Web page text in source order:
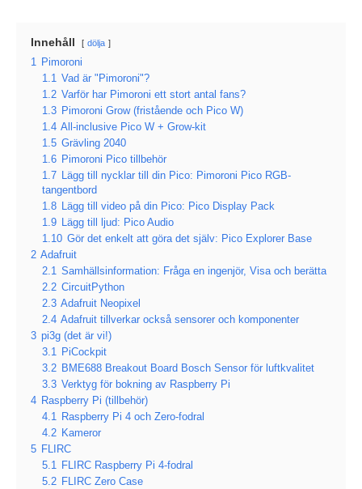
Innehåll dölja
1 Pimoroni
1.1 Vad är "Pimoroni"?
1.2 Varför har Pimoroni ett stort antal fans?
1.3 Pimoroni Grow (fristående och Pico W)
1.4 All-inclusive Pico W + Grow-kit
1.5 Grävling 2040
1.6 Pimoroni Pico tillbehör
1.7 Lägg till nycklar till din Pico: Pimoroni Pico RGB-
tangentbord
1.8 Lägg till video på din Pico: Pico Display Pack
1.9 Lägg till ljud: Pico Audio
1.10 Gör det enkelt att göra det själv: Pico Explorer Base
2 Adafruit
2.1 Samhällsinformation: Fråga en ingenjör, Visa och berätta
2.2 CircuitPython
2.3 Adafruit Neopixel
2.4 Adafruit tillverkar också sensorer och komponenter
3 pi3g (det är vi!)
3.1 PiCockpit
3.2 BME688 Breakout Board Bosch Sensor för luftkvalitet
3.3 Verktyg för bokning av Raspberry Pi
4 Raspberry Pi (tillbehör)
4.1 Raspberry Pi 4 och Zero-fodral
4.2 Kameror
5 FLIRC
5.1 FLIRC Raspberry Pi 4-fodral
5.2 FLIRC Zero Case